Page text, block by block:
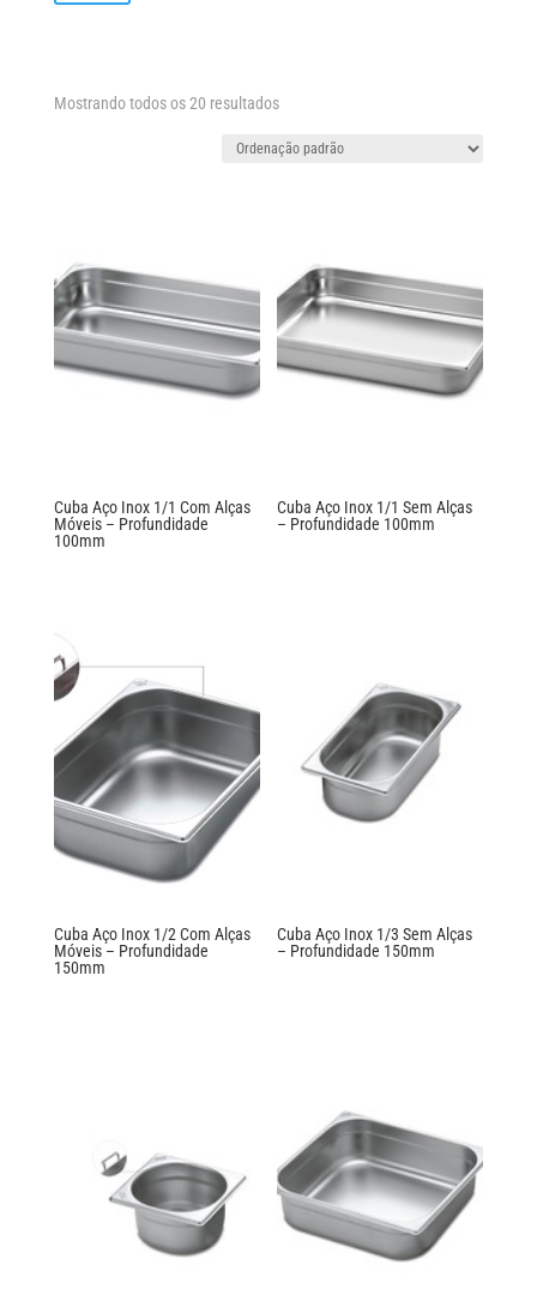
Mostrando todos os 20 resultados
Cuba Aço Inox 1/1 Com Alças
Móveis – Profundidade
100mm
Cuba Aço Inox 1/1 Sem Alças
– Profundidade 100mm
Cuba Aço Inox 1/2 Com Alças
Móveis – Profundidade
150mm
Cuba Aço Inox 1/3 Sem Alças
– Profundidade 150mm